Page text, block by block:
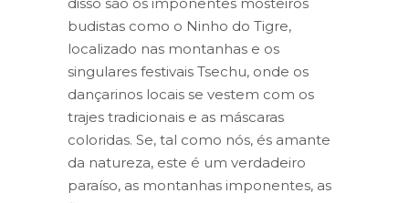
budistas como o Ninho do Tigre,
localizado nas montanhas e os
singulares festivais Tsechu, onde os
dançarinos locais se vestem com os
trajes tradicionais e as máscaras
coloridas. Se, tal como nós, és amante
da natureza, este é um verdadeiro
paraíso, as montanhas imponentes, as